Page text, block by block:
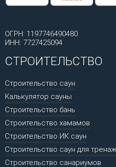
ОГРН: 1197746490480
ИНН: 7727425094
СТРОИТЕЛЬСТВО
Строительство саун
Калькулятор сауны
Строительство бань
Строительство хамамов
Строительство ИК саун
Строительство саун для
Строительство санариумов